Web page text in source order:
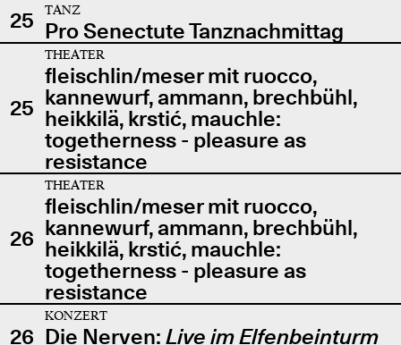
25
TANZ
Pro Senectute Tanznachmittag
25
THEATER
fleischlin/meser mit ruocco,
kannewurf, ammann, brechbühl,
heikkilä, krstić, mauchle:
togetherness - pleasure as
resistance
26
THEATER
fleischlin/meser mit ruocco,
kannewurf, ammann, brechbühl,
heikkilä, krstić, mauchle:
togetherness - pleasure as
resistance
26
KONZERT
Die Nerven: Live im Elfenbeinturm